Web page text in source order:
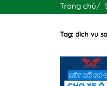
Trang chủ
Tag: dich vu